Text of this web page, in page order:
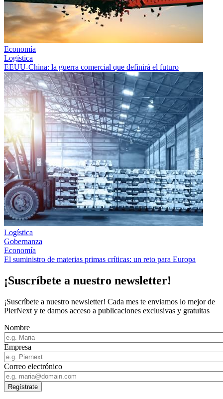
Economía
Logística
EEUU-China: la guerra comercial que definirá el futuro
Logística
Gobernanza
Economía
El suministro de materias primas críticas: un reto para Europa
¡Suscríbete a nuestro newsletter!
¡Suscríbete a nuestro newsletter! Cada mes te enviamos lo mejor de
PierNext y te damos acceso a publicaciones exclusivas y gratuitas
Nombre
Empresa
Correo electrónico